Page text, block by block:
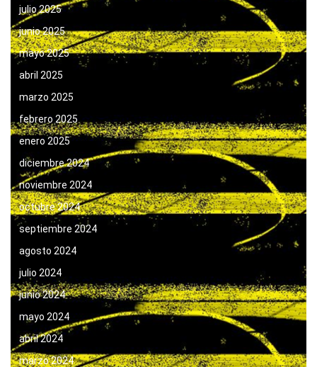
julio 2025
junio 2025
mayo 2025
abril 2025
marzo 2025
febrero 2025
enero 2025
diciembre 2024
noviembre 2024
octubre 2024
septiembre 2024
agosto 2024
julio 2024
junio 2024
mayo 2024
abril 2024
marzo 2024